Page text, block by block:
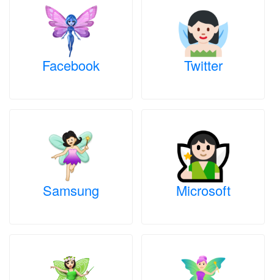
Facebook Twitter
Samsung Microsoft